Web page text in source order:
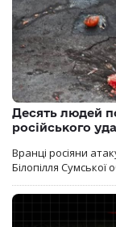
Десять людей
російського
Вранці росіяни
Білопілля Сумської